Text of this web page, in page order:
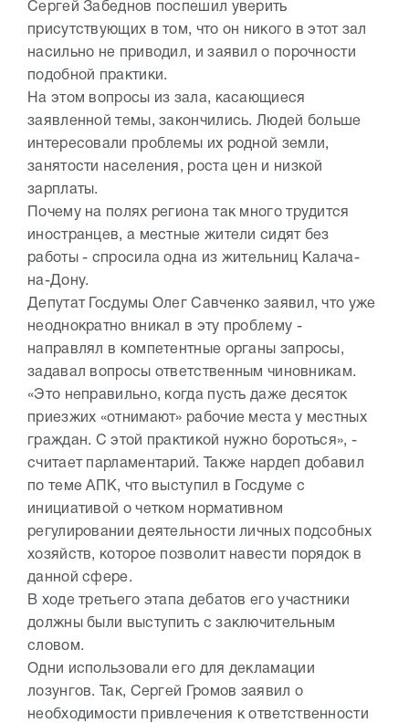
Сергей Забеднов поспешил уверить
присутствующих в том, что он никого в этот зал
насильно не приводил, и заявил о порочности
подобной практики.
На этом вопросы из зала, касающиеся
заявленной темы, закончились. Людей больше
интересовали проблемы их родной земли,
занятости населения, роста цен и низкой
зарплаты.
Почему на полях региона так много трудится
иностранцев, а местные жители сидят без
работы - спросила одна из жительниц Калача-
на-Дону.
Депутат Госдумы Олег Савченко заявил, что уже
неоднократно вникал в эту проблему -
направлял в компетентные органы запросы,
задавал вопросы ответственным чиновникам.
«Это неправильно, когда пусть даже десяток
приезжих «отнимают» рабочие места у местных
граждан. С этой практикой нужно бороться», -
считает парламентарий. Также нардеп добавил
по теме АПК, что выступил в Госдуме с
инициативой о четком нормативном
регулировании деятельности личных подсобных
хозяйств, которое позволит навести порядок в
данной сфере.
В ходе третьего этапа дебатов его участники
должны были выступить с заключительным
словом.
Одни использовали его для декламации
лозунгов. Так, Сергей Громов заявил о
необходимости привлечения к ответственности